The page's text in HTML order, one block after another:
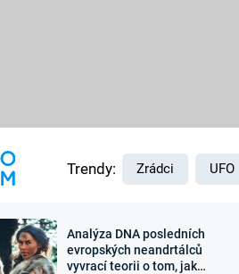
Výročí
Trendy: Zrádci UFO
Analýza DNA posledních
evropských neandrtálců
vyvrací teorii o tom, jak